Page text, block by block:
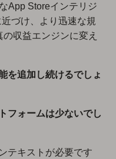
App Storeインテリジ
づけ、より迅速な規
収益エンジンに変え
を追加し続けるでしょ
フォームは少ないでし
テキストが必要です